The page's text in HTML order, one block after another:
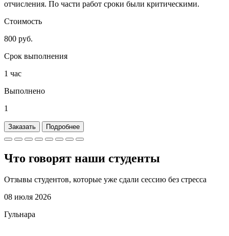
отчисления. По части работ сроки были критическими.
Стоимость
800 руб.
Срок выполнения
1 час
Выполнено
1
Заказать Подробнее
Что говорят наши студенты
Отзывы студентов, которые уже сдали сессию без стресса
08 июля 2026
Гульнара